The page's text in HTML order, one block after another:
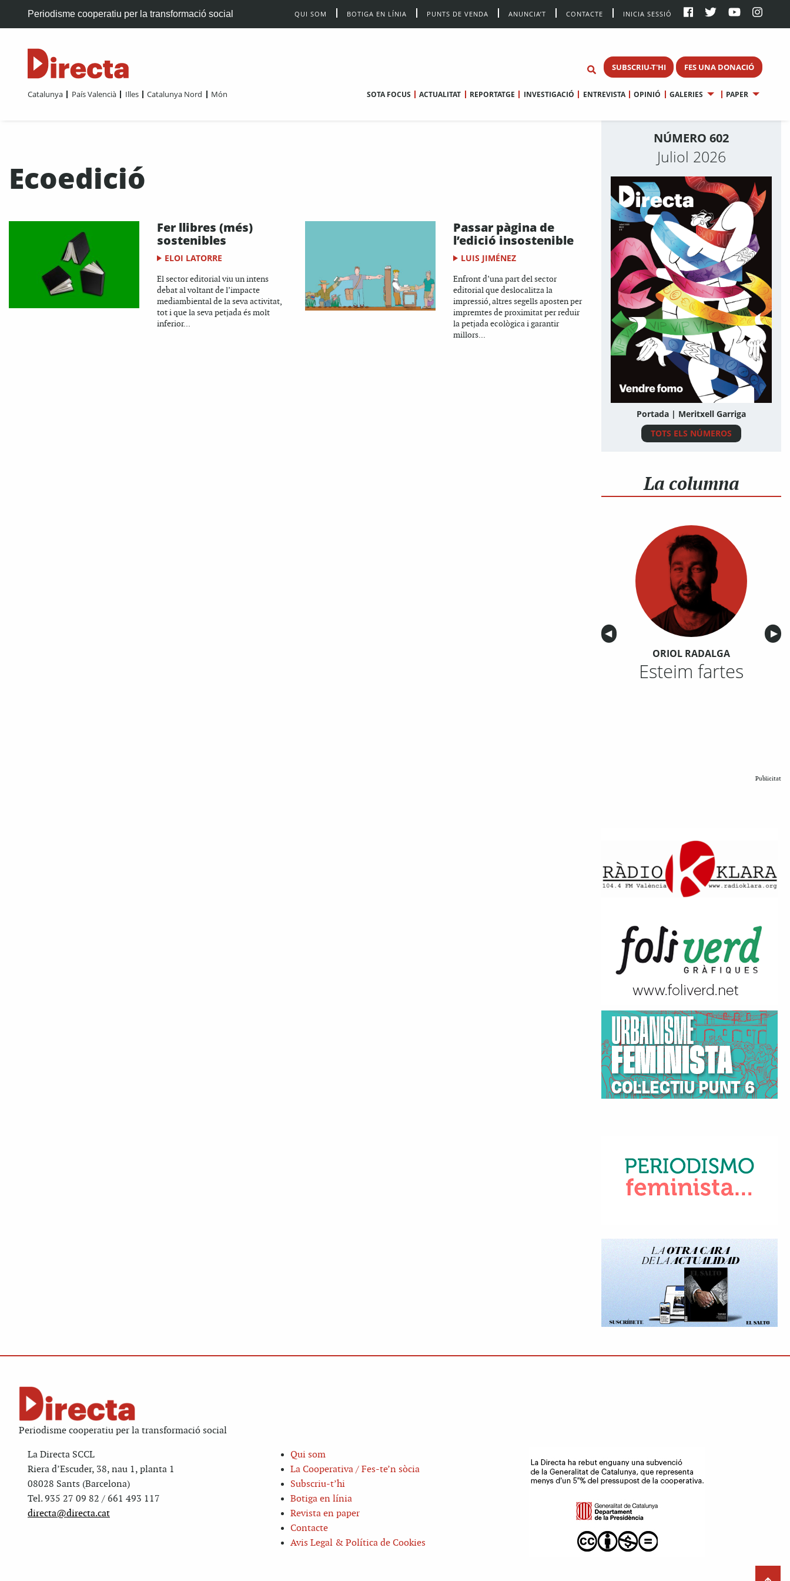
Periodisme cooperatiu per la transformació social QUI SOM BOTIGA EN LÍNIA PUNTS DE VENDA ANUNCIA’T CONTACTE INICIA SESSIÓ
SUBSCRIU-T'HI FES UNA DONACIÓ
Catalunya País Valencià Illes Catalunya Nord Món SOTA FOCUS ACTUALITAT REPORTATGE INVESTIGACIÓ ENTREVISTA OPINIÓ GALERIES PAPER
Ecoedició
Fer llibres (més)
sostenibles
ELOI LATORRE
El sector editorial viu un intens
debat al voltant de l’impacte
mediambiental de la seva activitat,
tot i que la seva petjada és molt
inferior...
Passar pàgina de
l’edició insostenible
LUIS JIMÉNEZ
Enfront d’una part del sector
editorial que deslocalitza la
impressió, altres segells aposten per
impremtes de proximitat per reduir
la petjada ecològica i garantir
millors...
NÚMERO 602
Juliol 2026
Portada | Meritxell Garriga
TOTS ELS NÚMEROS
La columna
Anterior
◀︎ ▶︎
ORIOL RADALGA
Esteim fartes
Publicitat
Periodisme cooperatiu per la transformació social
La Directa SCCL
Riera d’Escuder, 38, nau 1, planta 1
08028 Sants (Barcelona)
Tel. 935 27 09 82 / 661 493 117
directa@directa.cat
Qui som
La Cooperativa / Fes-te’n sòcia
Subscriu-t’hi
Botiga en línia
Revista en paper
Contacte
Avis Legal & Política de Cookies